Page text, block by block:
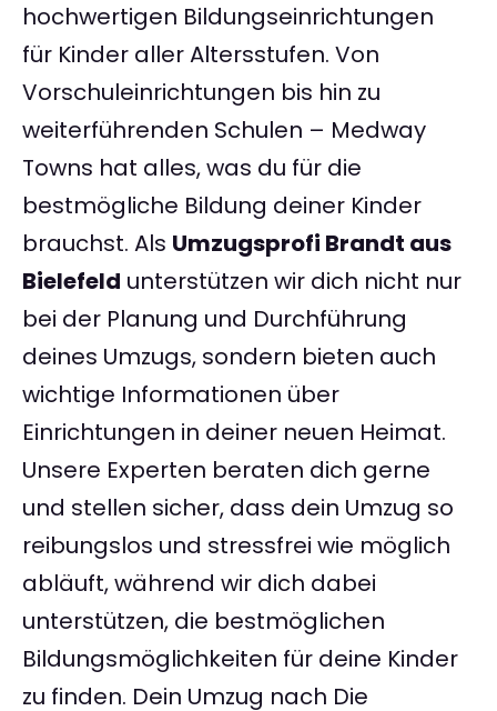
hochwertigen Bildungseinrichtungen
für Kinder aller Altersstufen. Von
Vorschuleinrichtungen bis hin zu
weiterführenden Schulen – Medway
Towns hat alles, was du für die
bestmögliche Bildung deiner Kinder
brauchst. Als Umzugsprofi Brandt aus
Bielefeld unterstützen wir dich nicht nur
bei der Planung und Durchführung
deines Umzugs, sondern bieten auch
wichtige Informationen über
Einrichtungen in deiner neuen Heimat.
Unsere Experten beraten dich gerne
und stellen sicher, dass dein Umzug so
reibungslos und stressfrei wie möglich
abläuft, während wir dich dabei
unterstützen, die bestmöglichen
Bildungsmöglichkeiten für deine Kinder
zu finden. Dein Umzug nach Die